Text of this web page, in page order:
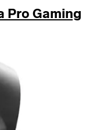
Pro Gaming